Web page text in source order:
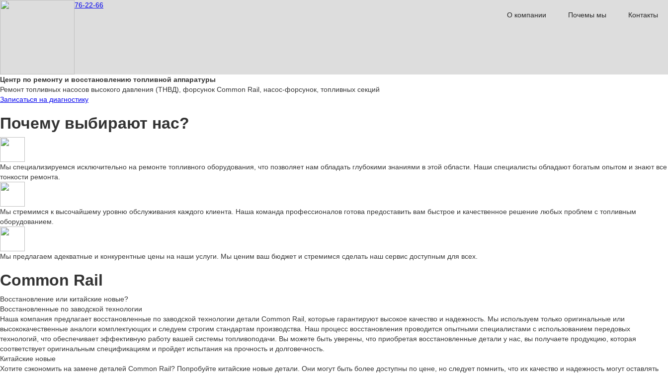
О компании Почемы мы Контакты
76-22-66
Центр по ремонту и восстановлению топливной аппаратуры
Ремонт топливных насосов высокого давления (ТНВД), форсунок Common Rail, насос-форсунок, топливных секций
Записаться на диагностику
Почему выбирают нас?
Мы специализируемся исключительно на ремонте топливного оборудования, что позволяет нам обладать глубокими знаниями в этой области. Наши специалисты обладают богатым опытом и знают все
тонкости ремонта.
Мы стремимся к высочайшему уровню обслуживания каждого клиента. Наша команда профессионалов готова предоставить вам быстрое и качественное решение любых проблем с топливным
оборудованием.
Мы предлагаем адекватные и конкурентные цены на наши услуги. Мы ценим ваш бюджет и стремимся сделать наш сервис доступным для всех.
Common Rail
Восстановление или китайские новые?
Восстановленные по заводской технологии
Наша компания предлагает восстановленные по заводской технологии детали Common Rail, которые гарантируют высокое качество и надежность. Мы используем только оригинальные или
высококачественные аналоги комплектующих и следуем строгим стандартам производства. Наш процесс восстановления проводится опытными специалистами с использованием передовых
технологий, что обеспечивает эффективную работу вашей системы топливоподачи. Вы можете быть уверены, что приобретая восстановленные детали у нас, вы получаете продукцию, которая
соответствует оригинальным спецификациям и пройдет испытания на прочность и долговечность.
Китайские новые
Хотите сэкономить на замене деталей Common Rail? Попробуйте китайские новые детали. Они могут быть более доступны по цене, но следует помнить, что их качество и надежность могут оставлять